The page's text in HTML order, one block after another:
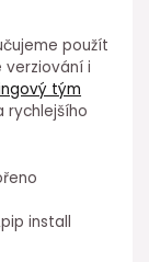
použít
i
tým
rychlejšího
install